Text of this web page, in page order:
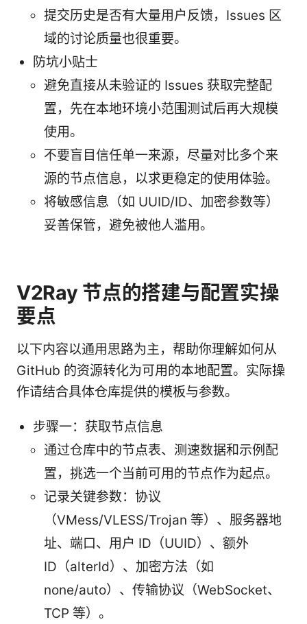
提交历史是否有大量用户反馈，Issues 区
域的讨论质量也很重要。
防坑小贴士
避免直接从未验证的 Issues 获取完整配
置，先在本地环境小范围测试后再大规模
使用。
不要盲目信任单一来源，尽量对比多个来
源的节点信息，以求更稳定的使用体验。
将敏感信息（如 UUID/ID、加密参数等）
妥善保管，避免被他人滥用。
V2Ray 节点的搭建与配置实操
要点
以下内容以通用思路为主，帮助你理解如何从
GitHub 的资源转化为可用的本地配置。实际操
作请结合具体仓库提供的模板与参数。
步骤一：获取节点信息
通过仓库中的节点表、测速数据和示例配
置，挑选一个当前可用的节点作为起点。
记录关键参数：协议
（VMess/VLESS/Trojan 等）、服务器地
址、端口、用户 ID（UUID）、额外
ID（alterId）、加密方法（如
none/auto）、传输协议（WebSocket、
TCP 等）。